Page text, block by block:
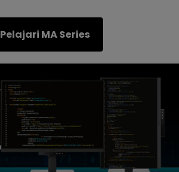
Pelajari MA Series